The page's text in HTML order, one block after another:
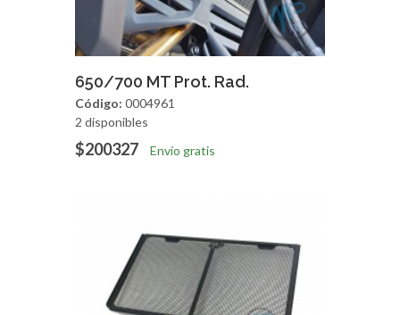
Agregar Vista Rapida
650/700 MT Prot. Rad.
Código: 0004961
2 disponibles
$200327 Envío gratis